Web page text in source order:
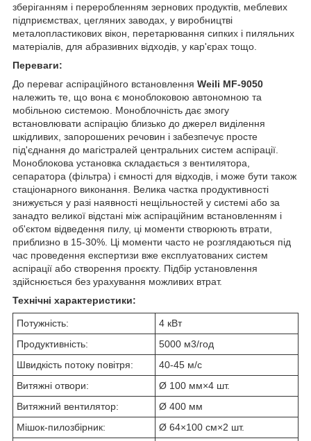
зберіганням і переробленням зернових продуктів, меблевих
підприємствах, цегляних заводах, у виробництві
металопластикових вікон, перетарювання сипких і пиляльних
матеріалів, для абразивних відходів, у кар'єрах тощо.
Переваги:
До переваг аспіраційного встановлення Weili MF-9050
належить те, що вона є моноблоковою автономною та
мобільною системою. Моноблочність дає змогу
встановлювати аспірацію близько до джерел виділення
шкідливих, запорошених речовин і забезпечує просте
під'єднання до магістралей центральних систем аспірації.
Моноблокова установка складається з вентилятора,
сепаратора (фільтра) і ємності для відходів, і може бути також
стаціонарного виконання. Велика частка продуктивності
знижується у разі наявності нещільностей у системі або за
занадто великої відстані між аспіраційним встановленням і
об'єктом відведення пилу, ці моменти створюють втрати,
приблизно в 15-30%. Ці моменти часто не розглядаються під
час проведення експертизи вже експлуатованих систем
аспірації або створення проєкту. Підбір установлення
здійснюється без урахування можливих втрат.
Технічні характеристики:
Потужність:
4 кВт
Продуктивність:
5000 м3/год
Швидкість потоку повітря:
40-45 м/с
Витяжні отвори:
Ø 100 мм×4 шт.
Витяжний вентилятор:
Ø 400 мм
Мішок-пилозбірник:
Ø 64×100 см×2 шт.